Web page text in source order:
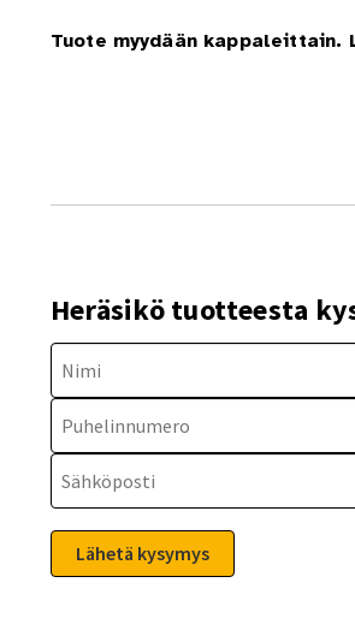
Tuote myydään
Heräsikö tuotteesta